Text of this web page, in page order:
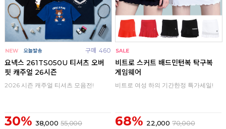
구매 460
요넥스 261TS050U 티셔츠 오버
핏 캐주얼 26시즌
2026 시즌 캐주얼 티셔츠 모음전!
30% 38,000 55,000
비트로 스커트 배드민턴복 탁구복
게임웨어
비트로 여성 하의 기간한정 특가세일!
68% 22,000 70,000